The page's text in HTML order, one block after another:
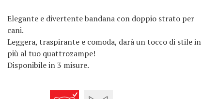
Elegante e divertente bandana con doppio strato per
cani.
Leggera, traspirante e comoda, darà un tocco di stile in
più al tuo quattrozampe!
Disponibile in 3 misure.